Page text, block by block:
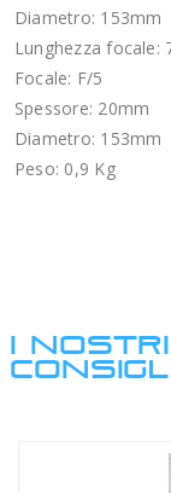
Diametro: 153mm
Lunghezza focale:
Focale: F/5
Spessore: 20mm
Diametro: 153mm
Peso: 0,9 Kg
I